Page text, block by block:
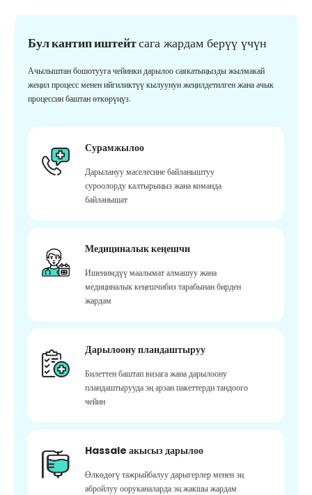
Бул кантип иштейтсага жардам берүү үчүн
Ачылыштан бошотууга чейинки дарылоо саякатыңызды жылмакай
жеңил процесс менен ийгиликтүү кылуунун жеңилдетилген жана ачык
процессин баштан өткөрүңүз.
Сурамжылоо
Дарылануу маселесине байланыштуу
суроолорду калтырыңыз жана команда
байланышат
Медициналык кеңешчи
Ишенимдүү маалымат алмашуу жана
медициналык кеңешчибиз тарабынан бирден
жардам
Дарылоону пландаштыруу
Билеттен баштап визага жана дарылоону
пландаштырууда эң арзан пакеттерди тандоого
чейин
Hassale акысыз дарылоо
Өлкөдөгү тажрыйбалуу дарыгерлер менен эң
абройлуу ооруканаларда эң жакшы жардам